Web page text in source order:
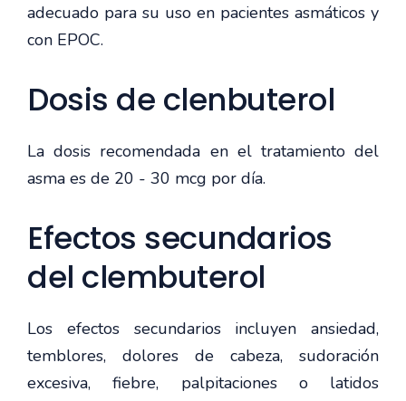
adecuado para su uso en pacientes asmáticos y
con EPOC.
Dosis de clenbuterol
La dosis recomendada en el tratamiento del
asma es de 20 - 30 mcg por día.
Efectos secundarios
del clembuterol
Los efectos secundarios incluyen ansiedad,
temblores, dolores de cabeza, sudoración
excesiva, fiebre, palpitaciones o latidos